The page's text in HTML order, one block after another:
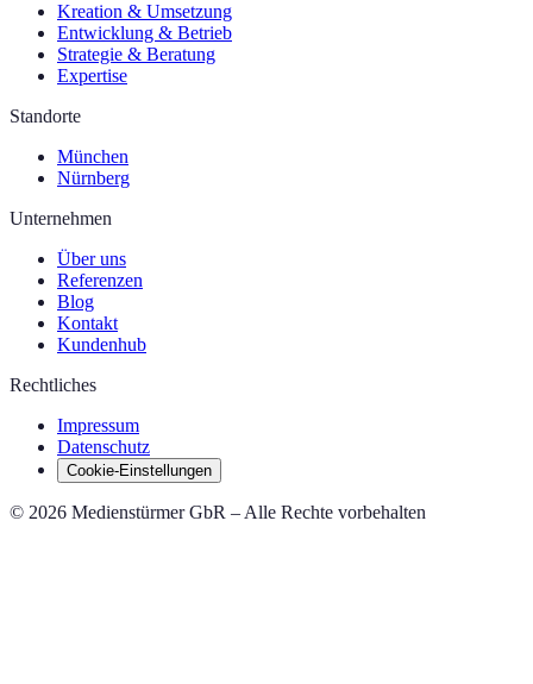
Kreation & Umsetzung
Entwicklung & Betrieb
Strategie & Beratung
Expertise
Standorte
München
Nürnberg
Unternehmen
Über uns
Referenzen
Blog
Kontakt
Kundenhub
Rechtliches
Impressum
Datenschutz
Cookie-Einstellungen
© 2026 Medienstürmer GbR – Alle Rechte vorbehalten